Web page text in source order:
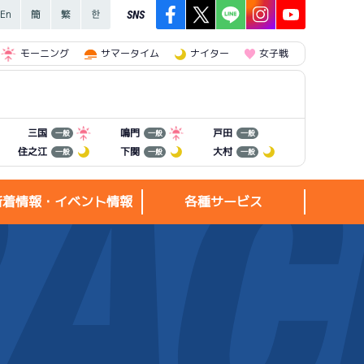
SNS
モーニング サマータイム ナイター 女子戦
三国 一般 鳴門 一般 戸田 一般
住之江 一般 下関 一般 大村 一般
情報・イベント情報 各種サービス